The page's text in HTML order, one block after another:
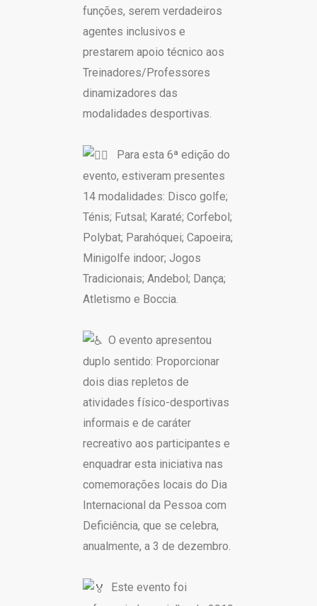
funções, serem verdadeiros
agentes inclusivos e
prestarem apoio técnico aos
Treinadores/Professores
dinamizadores das
modalidades desportivas.
Para esta 6ª edição do
evento, estiveram presentes
14 modalidades: Disco golfe;
Ténis; Futsal; Karaté; Corfebol;
Polybat; Parahóquei; Capoeira;
Minigolfe indoor; Jogos
Tradicionais; Andebol; Dança;
Atletismo e Boccia.
O evento apresentou
duplo sentido: Proporcionar
dois dias repletos de
atividades físico-desportivas
informais e de caráter
recreativo aos participantes e
enquadrar esta iniciativa nas
comemorações locais do Dia
Internacional da Pessoa com
Deficiência, que se celebra,
anualmente, a 3 de dezembro.
Este evento foi